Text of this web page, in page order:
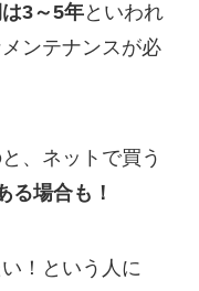
3～5年といわれ
ンテナンスが必
、ネットで買う
る場合も！
！という人に